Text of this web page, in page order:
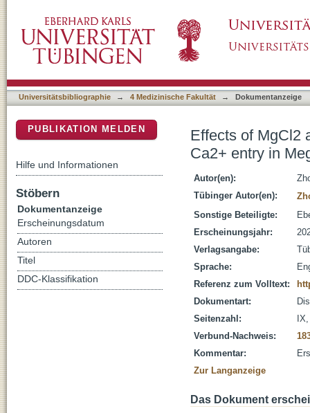
Megakaryocytes
Universitätsbibliographie → 4 Medizinische Fakultät → Dokumentanzeige
Effects of MgCl2
Ca2+ entry in
Autor(en):
Tübinger Autor(en):
Sonstige Beteiligte:
Erscheinungsjahr:
Verlagsangabe:
Sprache:
Referenz zum Volltext:
Dokumentart:
Seitenzahl:
Verbund-Nachweis:
Kommentar:
Zur Langanzeige
Das Dokument
PUBLIKATION MELDEN
Hilfe und Informationen
Stöbern
Dokumentanzeige
Erscheinungsdatum
Autoren
Titel
DDC-Klassifikation